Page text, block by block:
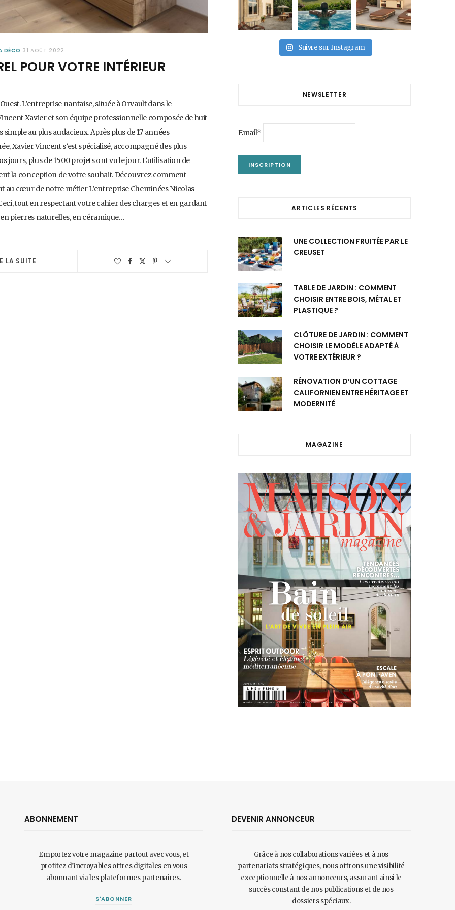
DÉCO 31 AOÛT 2022
POUR VOTRE INTÉRIEUR
L’entreprise nantaise, située à Orvault dans le
Xavier et son équipe professionnelle composée de huit
au plus audacieux. Après plus de 17 années
Xavier Vincent s’est spécialisé, accompagné des plus
jours, plus de 1500 projets ont vu le jour. L’utilisation de
la conception de votre souhait. Découvrez comment
cœur de notre métier L’entreprise Cheminées Nicolas
tout en respectant votre cahier des charges et en gardant
pierres naturelles, en céramique…
LA SUITE
Suivre sur Instagram
NEWSLETTER
Email*
ARTICLES RÉCENTS
UNE COLLECTION FRUITÉE PAR LE
CREUSET
TABLE DE JARDIN : COMMENT
CHOISIR ENTRE BOIS, MÉTAL ET
PLASTIQUE ?
CLÔTURE DE JARDIN : COMMENT
CHOISIR LE MODÈLE ADAPTÉ À
VOTRE EXTÉRIEUR ?
RÉNOVATION D’UN COTTAGE
CALIFORNIEN ENTRE HÉRITAGE ET
MODERNITÉ
MAGAZINE
ABONNEMENT
Emportez votre magazine partout avec vous, et
profitez d’incroyables offres digitales en vous
abonnant via les plateformes partenaires.
S'ABONNER
DEVENIR ANNONCEUR
Grâce à nos collaborations variées et à nos
partenariats stratégiques, nous offrons une visibilité
exceptionnelle à nos annonceurs, assurant ainsi le
succès constant de nos publications et de nos
dossiers spéciaux.